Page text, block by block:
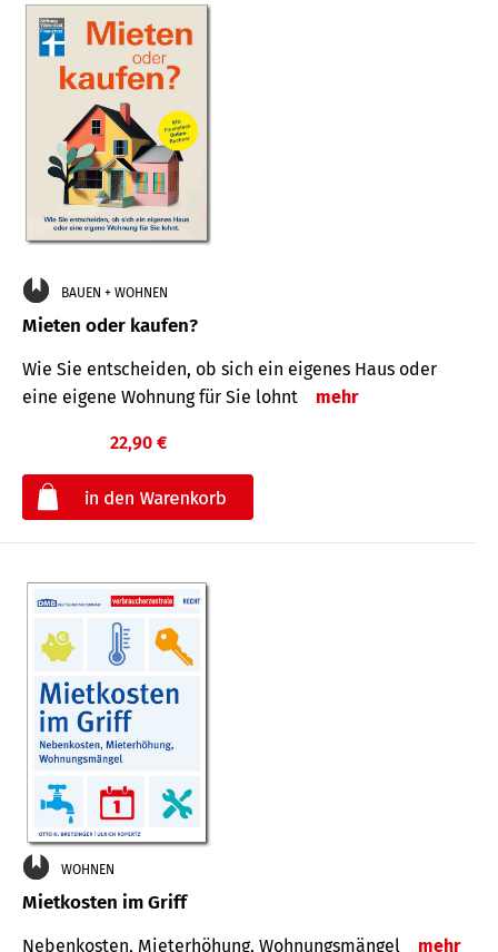
BAUEN + WOHNEN
Mieten oder kaufen?
Wie Sie entscheiden, ob sich ein eigenes Haus oder
eine eigene Wohnung für Sie lohnt
mehr
22,90 €
WOHNEN
Mietkosten im Griff
Nebenkosten, Mieterhöhung, Wohnungsmängel mehr